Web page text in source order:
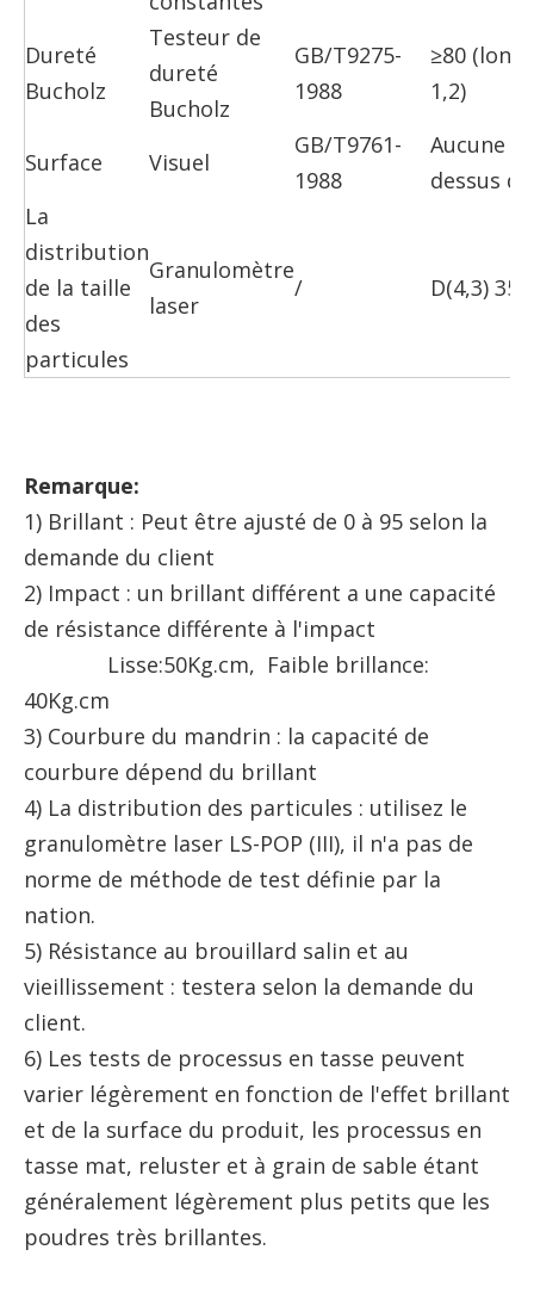
Dureté
Bucholz
Testeur de
dureté
Bucholz
GB/T9275-
1988
≥80
1,2)
Surface Visuel
GB/T9761-
1988
Aucune
dessus
La
distribution
de la taille
des
particules
Granulomètre
laser
/ D(4,3)
Remarque:
1) Brillant : Peut être ajusté de 0 à 95 selon la
demande du client
2) Impact : un brillant différent a une capacité
de résistance différente à l'impact
Lisse:50Kg.cm, Faible brillance:
40Kg.cm
3) Courbure du mandrin : la capacité de
courbure dépend du brillant
4) La distribution des particules : utilisez le
granulomètre laser LS-POP (III), il n'a pas de
norme de méthode de test définie par la
nation.
5) Résistance au brouillard salin et au
vieillissement : testera selon la demande du
client.
6) Les tests de processus en tasse peuvent
varier légèrement en fonction de l'effet brillant
et de la surface du produit, les processus en
tasse mat, reluster et à grain de sable étant
généralement légèrement plus petits que les
poudres très brillantes.